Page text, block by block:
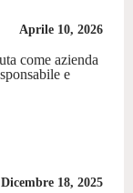
Aprile 10, 2026
come azienda
e
Dicembre 18, 2025